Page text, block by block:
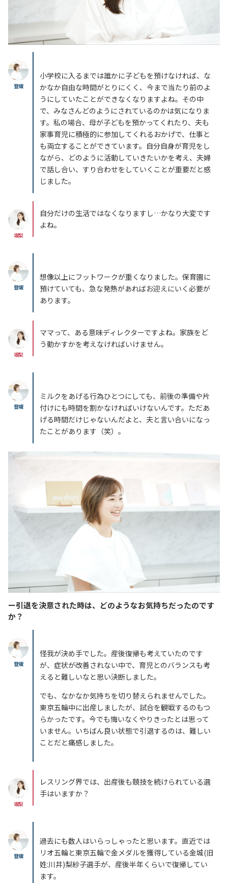
登坂
小学校に入るまでは誰かに子どもを預けなければ、 な
かなか自由な時間がとりにくく、 今まで当たり前のよ
うにしていたことができなくなりますよね。その中
で、みなさんどのようにされているのかは気になりま
す。 私の場合、母が子どもを預かってくれたり、夫も
家事育児に積極的に参加してくれるおかげで、仕事と
も両立することができています。自分自身が育児をし
ながら、どのように活動していきたいかを考え、夫婦
で話し合い、すり合わせをしていくことが重要だと感
じました。
坂梨
自分だけの生活ではなくなりますし…かなり大変です
よね。
登坂
想像以上にフットワークが重くなりました。保育園に
預けていても、急な発熱があればお迎えにいく必要が
あります。
坂梨
ママって、ある意味ディレクターですよね。家族をど
う動かすかを考えなければいけません。
登坂
ミルクをあげる行為ひとつにしても、前後の準備や片
付けにも時間を割かなければいけないんです。ただあ
げる時間だけじゃないんだよと、夫と言い合いになっ
たことがあります（笑）。
ー引退を決意された時は、どのようなお気持ちだったのです
か？
登坂
怪我が決め手でした。産後復帰も考えていたのです
が、症状が改善されない中で、育児とのバランスも考
えると難しいなと思い決断しました。
でも、なかなか気持ちを切り替えられませんでした。
東京五輪中に出産しましたが、試合を観戦するのもつ
らかったです。今でも悔いなくやりきったとは思って
いません。いちばん良い状態で引退するのは、難しい
ことだと痛感しました。
坂梨
レスリング界では、出産後も競技を続けられている選
手はいますか？
登坂
過去にも数人はいらっしゃったと思います。直近では
リオ五輪と東京五輪で金メダルを獲得している金城(旧
姓:川井)梨紗子選手が、産後半年くらいで復帰してい
ます。